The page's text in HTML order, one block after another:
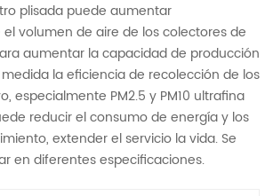
plisada puede aumentar
volumen de aire de los colectores de
aumentar la capacidad de producción
la eficiencia de recolección de los
especialmente PM2.5 y PM10 ultrafina
reducir el consumo de energía y los
extender el servicio la vida. Se
en diferentes especificaciones.